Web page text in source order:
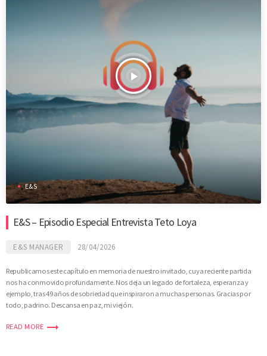
play_arrow
E&S
E&S – Episodio Especial Entrevista Teto Loya
E&S MANAGER 28/04/2026
Republicamos este capítulo en memoria de nuestro invitado, cuya reciente partida
nos ha conmovido profundamente. Nos deja un legado de fortaleza, esperanza y
ejemplo, tras 49 años de sobriedad que inspiraron a muchas personas. Gracias por
todo, padrino. Descansa en paz, mi viejón.
READ MORE trending_flat